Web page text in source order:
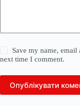
Save my name,
next time I comment.
Опублікувати